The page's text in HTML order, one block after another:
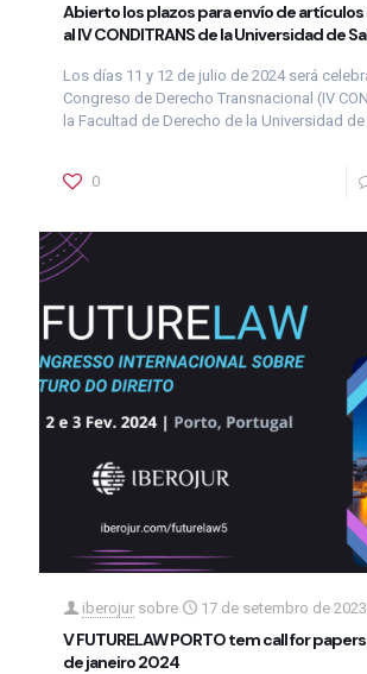
Abierto los plazos para envío de
al IV CONDITRANS de la Universidad de
Los días 11 y 12 de julio de 2024 será
Congreso de Derecho Transnacional (IV
la Facultad de Derecho de la Universidad
0
iberojur sobre 17 de setembro de 2023
V FUTURELAW PORTO tem call for
de janeiro 2024